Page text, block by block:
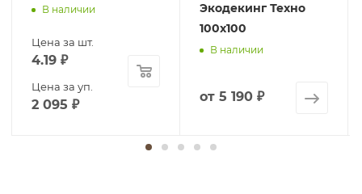
В наличии
Цена за шт.
4.19 ₽
Цена за уп.
2 095 ₽
Экодекинг Техно
100x100
В наличии
от 5 190 ₽